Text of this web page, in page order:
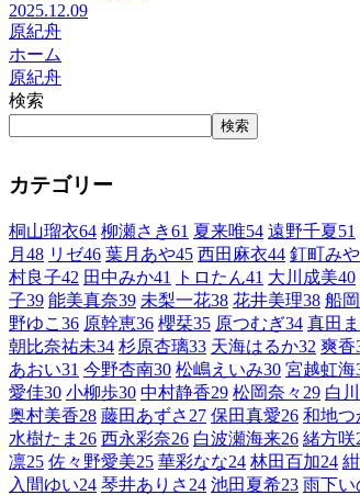
2025.12.09
原紀舟
ホーム
原紀舟
検索
検索
カテゴリー
桐山瑠衣64 柳瀬さき61 夏来唯54 遠野千夏51
月 48 リゼ46 葉月あや45 西田麻衣44 釘町み
村良子42 田中みか41 トロたん41 大川成美40
子39 能美真奈39 未梨一花38 花井美理38 船
野ゆこ 36 原幹恵36 櫻栞35 原つむぎ34 真田
朝比奈祐未34 杉原杏璃33 天海はるか32 爽香
あおい31 今野杏南30 松嶋えいみ30 宮越虹海
愛佳30 小柳歩30 中村静香29 松岡奈々 29 白
奥村美香28 藤田あずさ 27 保田真愛26 和地つ
水樹たま 26 西永彩奈26 白波瀬海来26 緒方咲
凛25 佐々野愛美25 華彩なな24 林田百加24
入間ゆい24 琴井ありさ 24 池田夏希23 雨下い